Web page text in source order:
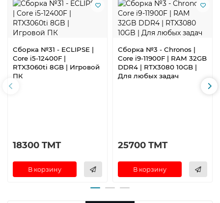
Сборка №31 - ECLIPSE |
Core i5-12400F |
RTX3060ti 8GB | Игровой
ПК
18300 TMT
В корзину
Сборка №3 - Chronos |
Core i9-11900F | RAM 32GB
DDR4 | RTX3080 10GB |
Для любых задач
25700 TMT
В корзину